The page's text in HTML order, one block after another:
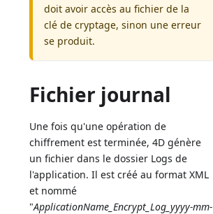
doit avoir accès au fichier de la
clé de cryptage, sinon une erreur
se produit.
Fichier journal
Une fois qu'une opération de
chiffrement est terminée, 4D génère
un fichier dans le dossier Logs de
l'application. Il est créé au format XML
et nommé
"ApplicationName_Encrypt_Log_yyyy-mm-